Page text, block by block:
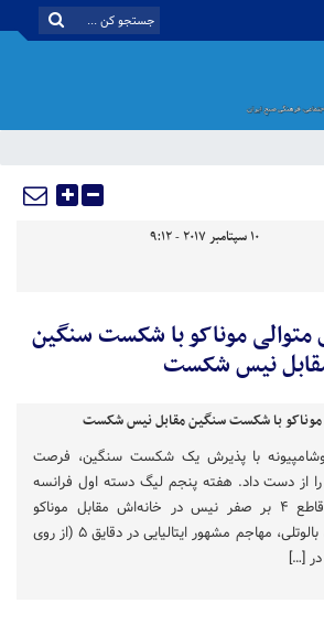
10 سپتامبر 2017 - 9:12
پیروزی متوالی موناکو با شکست سنگین
نیس شکست
با پذیرش یک شکست سنگین، فرصت
از دست داد. هفته پنجم لیگ دسته اول فرانسه
(لوشامپیونه) با برتری قاطع ۴ بر صفر نیس در خانه‌اش مقابل موناکو
پیگیری شد. در این بازی، بالوتلی، مهاجم مشهور ایتالیایی در دقایق ۵ (از روی